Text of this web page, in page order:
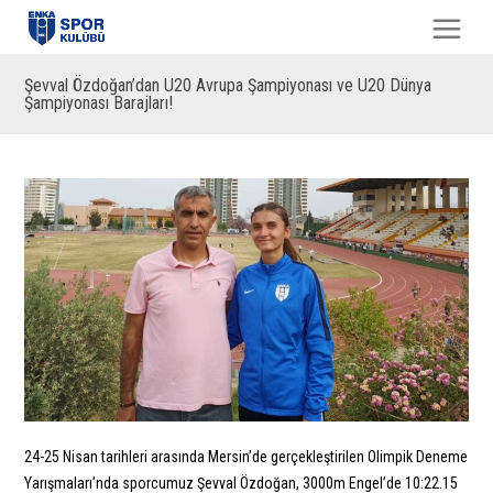
Şevval Özdoğan’dan U20 Avrupa Şampiyonası ve U20 Dünya
Şampiyonası Barajları!
24-25 Nisan tarihleri arasında Mersin’de gerçekleştirilen Olimpik Deneme
Yarışmaları’nda sporcumuz Şevval Özdoğan, 3000m Engel’de 10:22.15